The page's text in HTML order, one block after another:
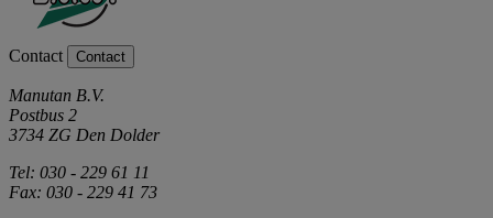
Contact Contact
Manutan B.V.
Postbus 2
3734 ZG Den Dolder
Tel: 030 - 229 61 11
Fax: 030 - 229 41 73